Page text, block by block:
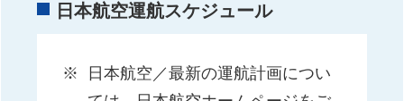
日本航空運航スケジュール
日本航空／最新の運航計画につい